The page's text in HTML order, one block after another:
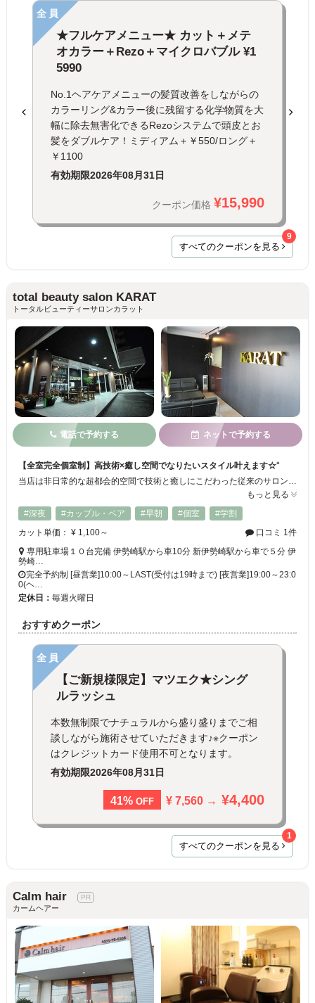
全員
★フルケアメニュー★ カット＋メテ
オカラー＋Rezo＋マイクロバブル ¥1
5990
No.1ヘアケアメニューの髪質改善をしながらの
カラーリング&カラー後に残留する化学物質を大
幅に除去無害化できるRezoシステムで頭皮とお
髪をダブルケア！ミディアム＋￥550/ロング＋
￥1100
有効期限2026年08月31日
クーポン価格 ¥15,990
すべてのクーポンを見る
9
total beauty salon KARAT
トータルビューティーサロンカラット
電話で予約する ネットで予約する
【全室完全個室制】高技術×癒し空間でなりたいスタイル叶えます☆⁺
当店は非日常的な超都会的空間で技術と癒しにこだわった従来のサロンにない価値や空間を提供しております！全室個室のヘアサロンを中心にアイラッシュ、耳つぼジュエリー等も併設◎ビューティーからリラクゼーションまでお楽しみ頂けます★お仕事帰りの方でも安心してご来店頂けますように19時まで全メニューの受付をしていて、10台ほど駐車場を完備しているのでお車でのアクセスも便利です◎気兼ねなくゆったりお寛ぎ下さい♪
もっと見る
#深夜
#カップル・ペア #早朝 #個室
#学割
カット単価： ¥ 1,100～
口コミ 1件
専用駐車場１０台完備 伊勢崎駅から車10分 新伊勢崎駅から車で５分 伊
勢崎…
完全予約制 [昼営業]10:00～LAST(受付は19時まで) [夜営業]19:00～23:0
0(ヘ…
定休日： 毎週火曜日
おすすめクーポン
全員
【ご新規様限定】マツエク★シング
ルラッシュ
本数無制限でナチュラルから盛り盛りまでご相
談しながら施術させていただきます♪※クーポン
はクレジットカード使用不可となります。
有効期限2026年08月31日
41% OFF ¥ 7,560 → ¥4,400
すべてのクーポンを見る
1
Calm hair
カームヘアー